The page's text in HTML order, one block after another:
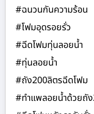
#ฉนวนกันความร้อน
#โฟมอุดรอยรั่ว
#ฉีดโฟมทุ่นลอยน้ำ
#ทุ่นลอยน้ำ
#ถัง200ลิตรฉีดโฟม
#ทำแพลอยน้ำด้วยถั